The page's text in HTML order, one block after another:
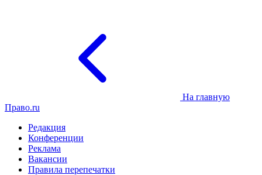
На главную
Право.ru
Редакция
Конференции
Реклама
Вакансии
Правила перепечатки